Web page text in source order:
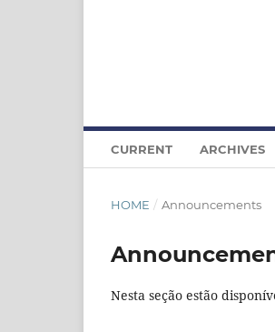
CURRENT ARCHIVES
HOME / Announcements
Nesta seção estão